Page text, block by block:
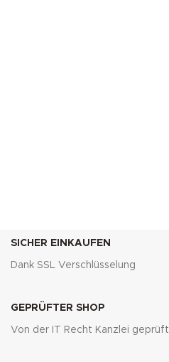
SICHER EINKAUFEN
Dank SSL Verschlüsselung
GEPRÜFTER SHOP
Von der IT Recht Kanzlei geprüft